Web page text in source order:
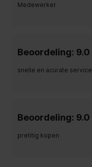
Medewerker
Beoordeling: 9.0
snelle en acurate service
Beoordeling: 9.0
pretitig kopen